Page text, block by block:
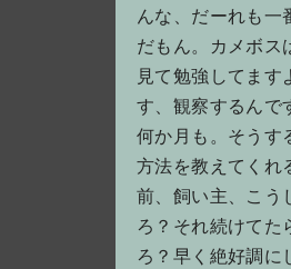
んな、だーれも一
だもん。カメボス
見て勉強してま
す、観察するんで
何か月も。そうす
方法を教えてくれ
前、飼い主、こう
ろ？それ続けてた
ろ？早く絶好調に